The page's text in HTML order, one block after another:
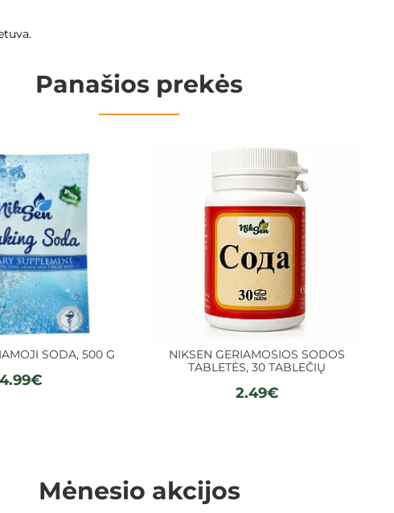
Panašios prekės
SODA, 500 G
4.99€
NIKSEN GERIAMOSIOS SODOS
TABLETĖS, 30 TABLEČIŲ
2.49€
Mėnesio akcijos